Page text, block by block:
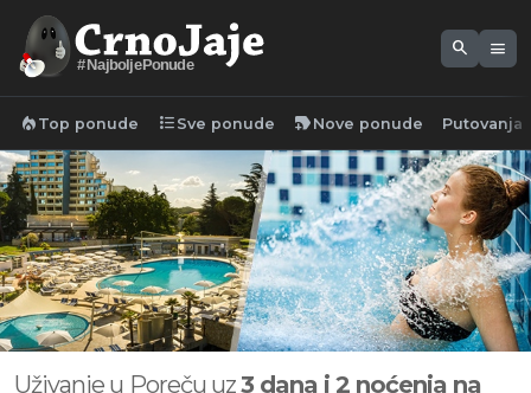
#NajboljePonude
search menu
local_fire_department Top ponude format_list_bulleted Sve ponude new_label Nove ponude Putovanja
Uživanje u Poreču uz3 dana i 2 noćenja na